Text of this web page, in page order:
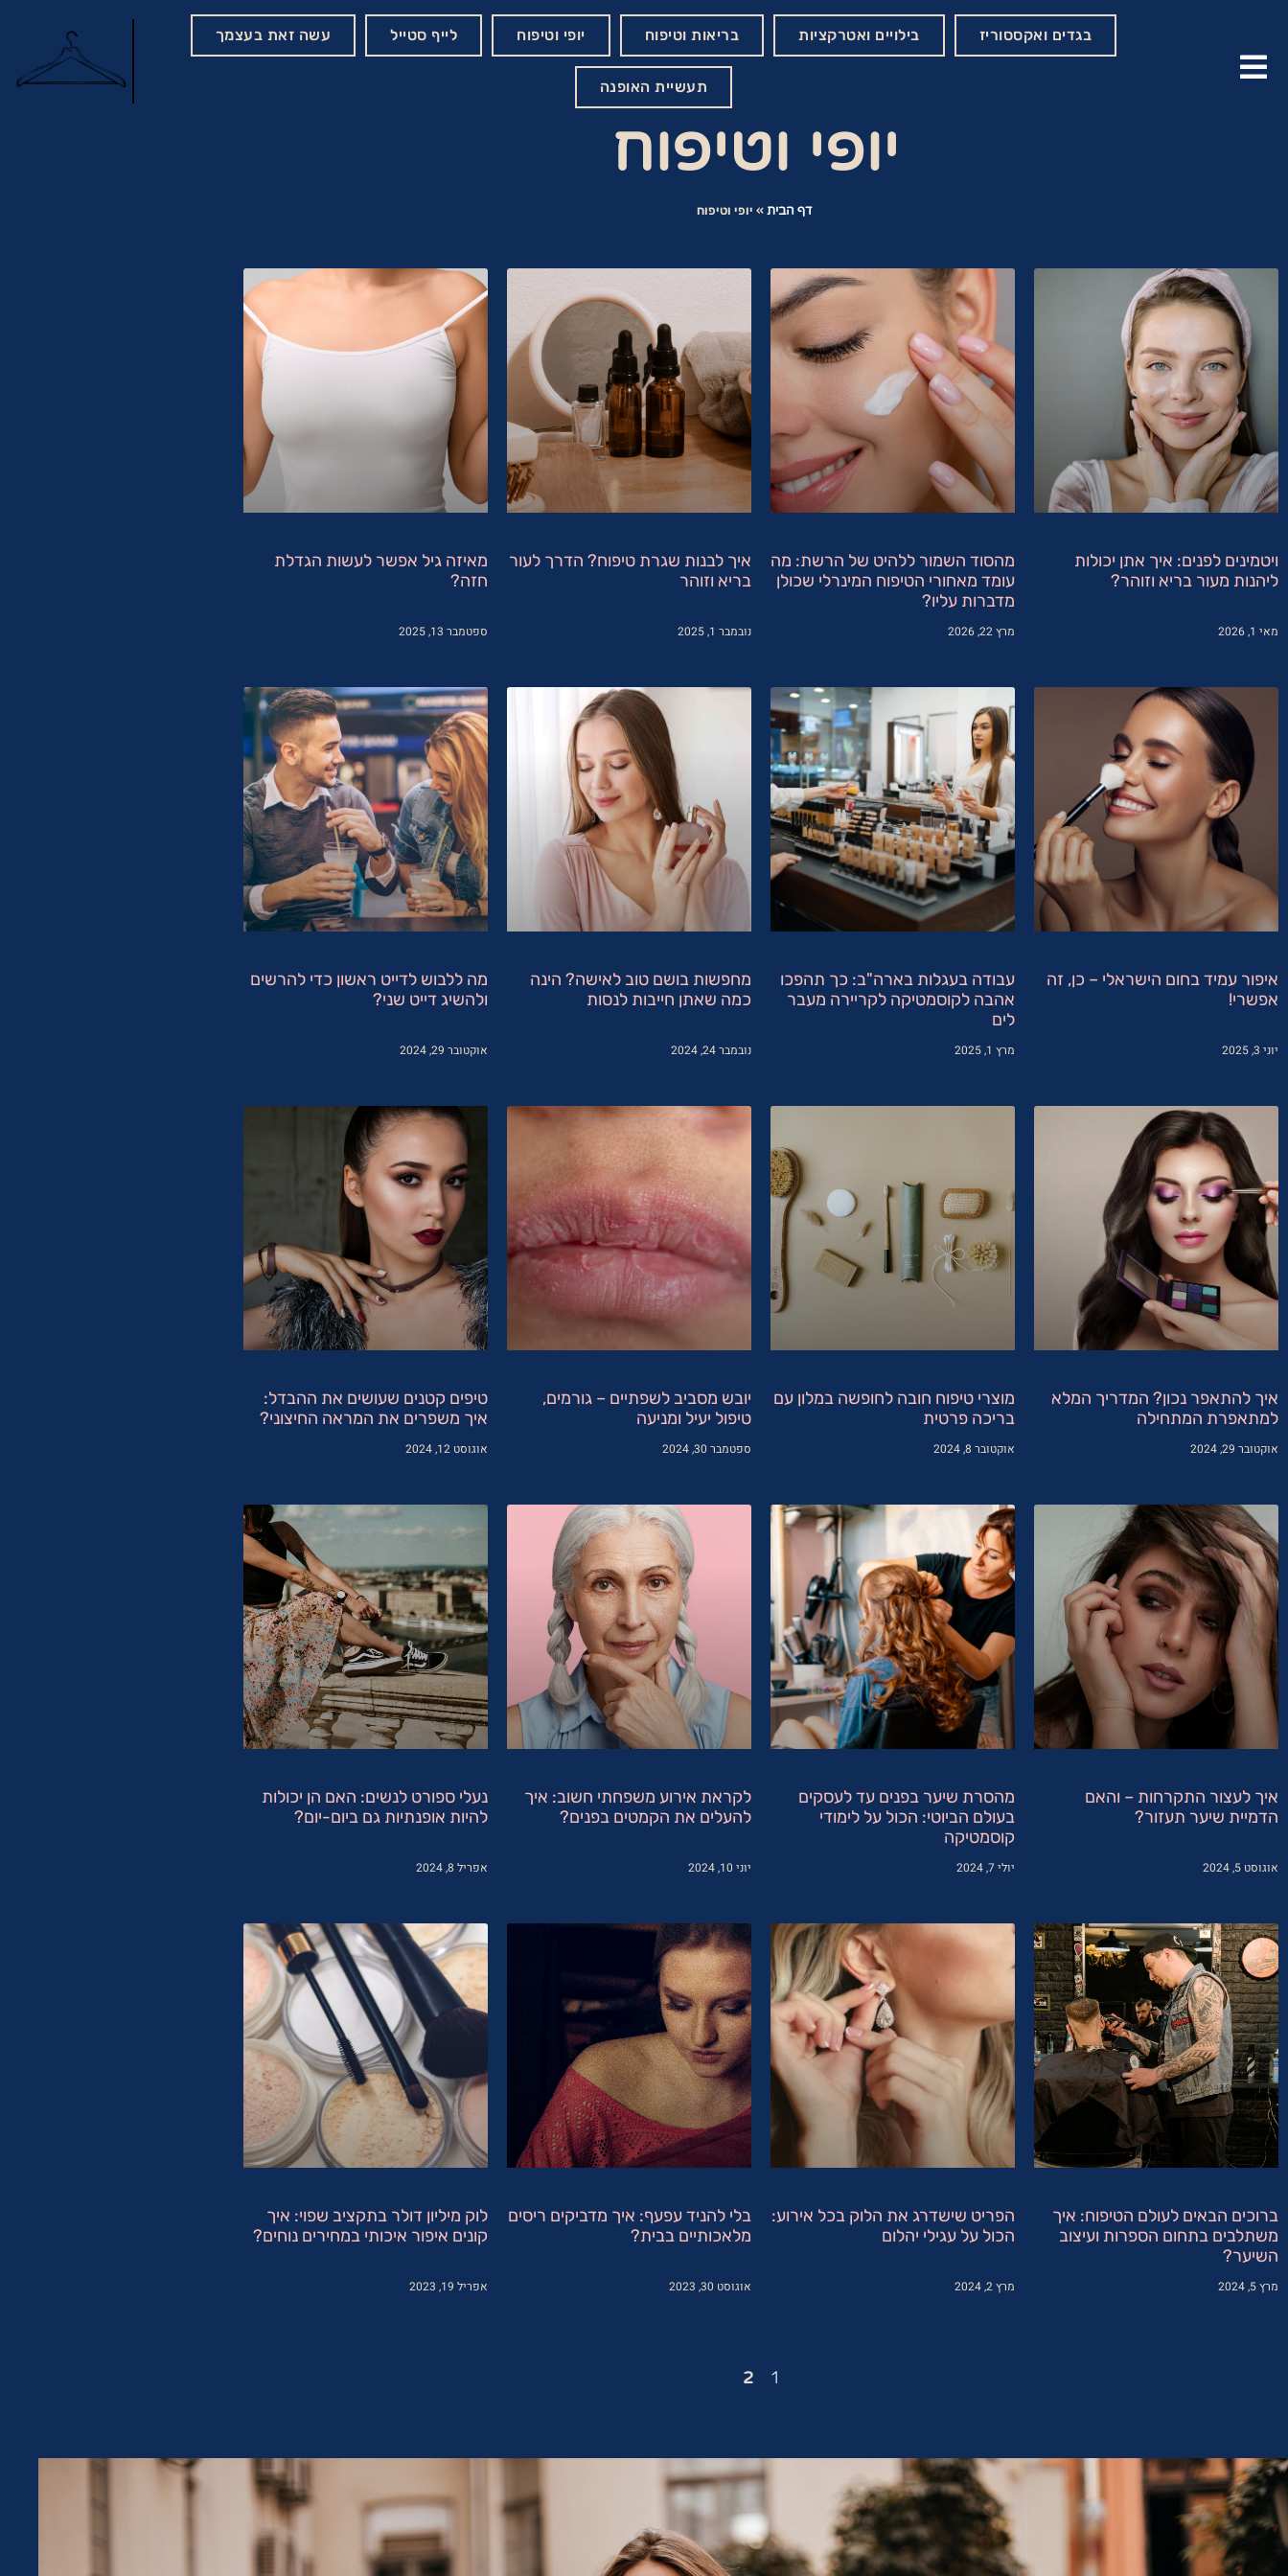
בגדים ואקססוריז בילויים ואטרקציות בריאות וטיפוח יופי וטיפוח לייף סטייל עשה זאת בעצמך
תעשיית האופנה
יופי וטיפוח
דף הבית » יופי וטיפוח
ויטמינים לפנים: איך אתן יכולות
ליהנות מעור בריא וזוהר?
מאי 1, 2026
מהסוד השמור ללהיט של הרשת: מה
עומד מאחורי הטיפוח המינרלי שכולן
מדברות עליו?
מרץ 22, 2026
איך לבנות שגרת טיפוח? הדרך לעור
בריא וזוהר
נובמבר 1, 2025
מאיזה גיל אפשר לעשות הגדלת
חזה?
ספטמבר 13, 2025
איפור עמיד בחום הישראלי – כן, זה
אפשרי!
יוני 3, 2025
עבודה בעגלות בארה"ב: כך תהפכו
אהבה לקוסמטיקה לקריירה מעבר
לים
מרץ 1, 2025
מחפשות בושם טוב לאישה? הינה
כמה שאתן חייבות לנסות
נובמבר 24, 2024
מה ללבוש לדייט ראשון כדי להרשים
ולהשיג דייט שני?
אוקטובר 29, 2024
איך להתאפר נכון? המדריך המלא
למתאפרת המתחילה
אוקטובר 29, 2024
מוצרי טיפוח חובה לחופשה במלון עם
בריכה פרטית
אוקטובר 8, 2024
יובש מסביב לשפתיים – גורמים,
טיפול יעיל ומניעה
ספטמבר 30, 2024
טיפים קטנים שעושים את ההבדל:
איך משפרים את המראה החיצוני?
אוגוסט 12, 2024
איך לעצור התקרחות – והאם
הדמיית שיער תעזור?
אוגוסט 5, 2024
מהסרת שיער בפנים עד לעסקים
בעולם הביוטי: הכול על לימודי
קוסמטיקה
יולי 7, 2024
לקראת אירוע משפחתי חשוב: איך
להעלים את הקמטים בפנים?
יוני 10, 2024
נעלי ספורט לנשים: האם הן יכולות
להיות אופנתיות גם ביום-יום?
אפריל 8, 2024
ברוכים הבאים לעולם הטיפוח: איך
משתלבים בתחום הספרות ועיצוב
השיער?
מרץ 5, 2024
הפריט שישדרג את הלוק בכל אירוע:
הכול על עגילי יהלום
מרץ 2, 2024
בלי להניד עפעף: איך מדביקים ריסים
מלאכותיים בבית?
אוגוסט 30, 2023
לוק מיליון דולר בתקציב שפוי: איך
קונים איפור איכותי במחירים נוחים?
אפריל 19, 2023
1
2